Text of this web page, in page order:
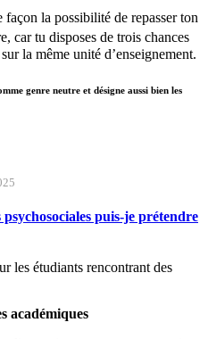
façon la possibilité de repasser ton
car tu disposes de trois chances
la même unité d’enseignement.
genre neutre et désigne aussi bien les
puis-je prétendre
les étudiants rencontrant des
académiques